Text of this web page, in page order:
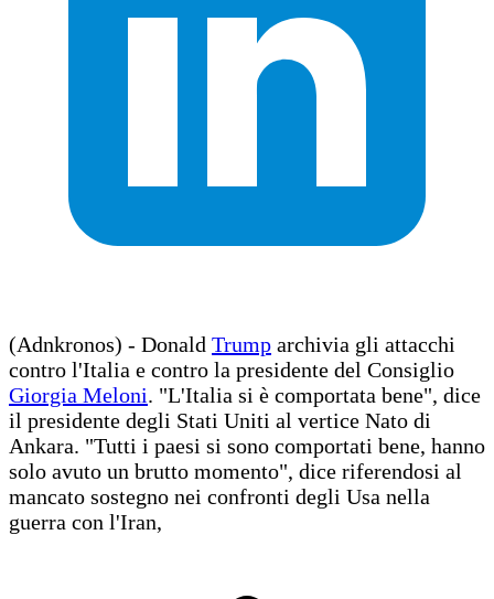
(Adnkronos) - Donald Trump archivia gli attacchi
contro l'Italia e contro la presidente del Consiglio
Giorgia Meloni. "L'Italia si è comportata bene", dice
il presidente degli Stati Uniti al vertice Nato di
Ankara. "Tutti i paesi si sono comportati bene, hanno
solo avuto un brutto momento", dice riferendosi al
mancato sostegno nei confronti degli Usa nella
guerra con l'Iran,